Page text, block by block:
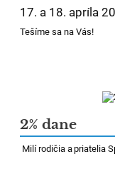
17. a 18. apríla
Tešíme sa na Vás!
2% dane
Milí rodičia a priatelia